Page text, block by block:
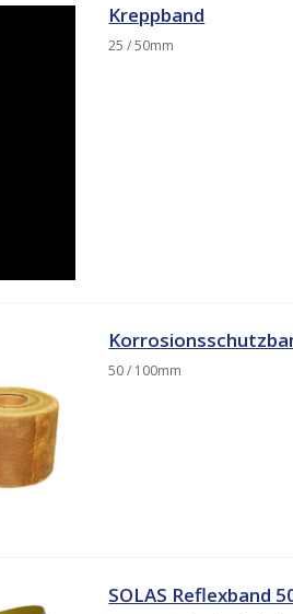
Kreppband
25 / 50mm
50 / 100mm
SOLAS Reflexband